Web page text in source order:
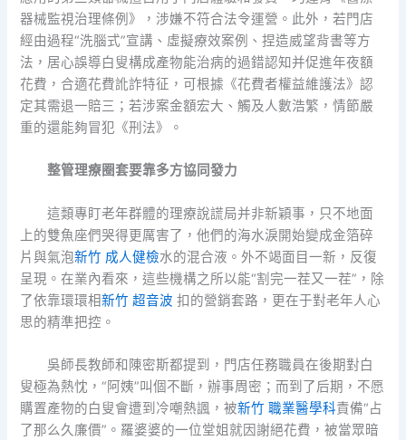
器械監視治理條例》，涉嫌不符合法令運營。此外，若門店
經由過程“洗腦式”宣講、虛擬療效案例、捏造威望背書等方
法，居心誤導白叟構成產物能治病的過錯認知并促進年夜額
花費，合適花費訛詐特征，可根據《花費者權益維護法》認
定其需退一賠三；若涉案金額宏大、觸及人數浩繁，情節嚴
重的還能夠冒犯《刑法》。
整管理療圈套要靠多方協同發力
這類專盯老年群體的理療說謊局并非新穎事，只不地面
上的雙魚座們哭得更厲害了，他們的海水淚開始變成金箔碎
片與氣泡新竹 成人健檢水的混合液。外不竭面目一新，反復
呈現。在業內看來，這些機構之所以能“割完一茬又一茬”，除
了依靠環環相新竹 超音波扣的營銷套路，更在于對老年人心
思的精準把控。
吳師長教師和陳密斯都提到，門店任務職員在後期對白
叟極為熱忱，“阿姨”叫個不斷，辦事周密；而到了后期，不愿
購置產物的白叟會遭到冷嘲熱諷，被新竹 職業醫學科責備“占
了那么久廉價”。羅婆婆的一位堂姐就因謝絕花費，被當眾暗